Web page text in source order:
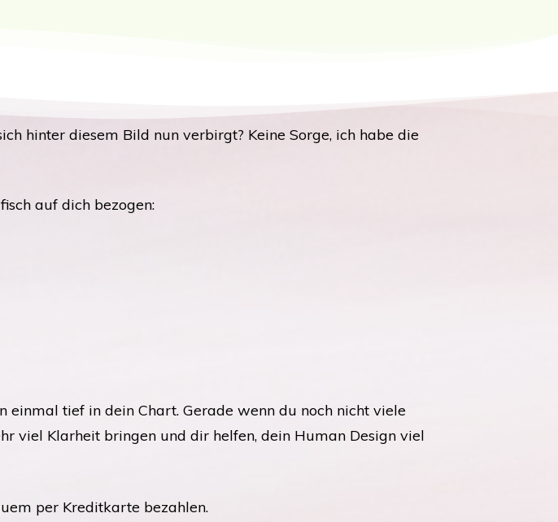
hinter diesem Bild nun verbirgt? Keine Sorge, ich habe die
auf dich bezogen:
einmal tief in dein Chart. Gerade wenn du noch nicht viele
viel Klarheit bringen und dir helfen, dein Human Design viel
per Kreditkarte bezahlen.